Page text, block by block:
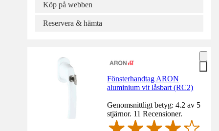
Köp på webben
Reservera & hämta
Fönsterhandtag ARON
aluminium vit låsbart (RC2)
Genomsnittligt betyg: 4.2 av 5
stjärnor. 11 Recensioner.